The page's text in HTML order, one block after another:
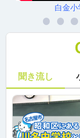
白金小
聞き流し